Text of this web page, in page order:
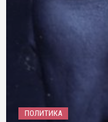
ПОЛИТИКА